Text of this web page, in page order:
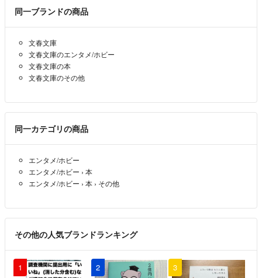
同一ブランドの商品
文春文庫
文春文庫のエンタメ/ホビー
文春文庫の本
文春文庫のその他
同一カテゴリの商品
エンタメ/ホビー
エンタメ/ホビー › 本
エンタメ/ホビー › 本 › その他
その他の人気ブランドランキング
1 2 3